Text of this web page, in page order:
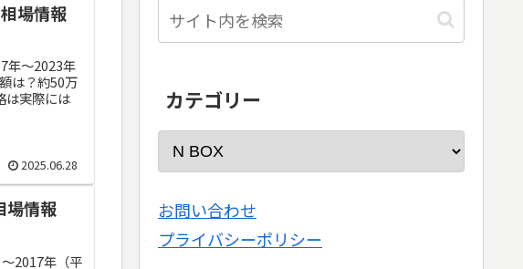
場情報
年～2023年
は？約50万
は実際には
2025.06.28
場情報
2017年（平
カテゴリー
お問い合わせ
プライバシーポリシー